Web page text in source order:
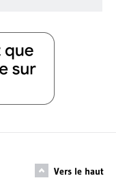
Vers le haut